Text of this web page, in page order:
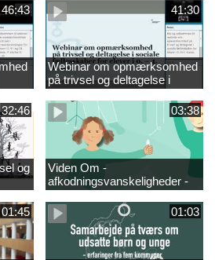
46:43
og
41:30
Webinar om opmærksomhed
på trivsel og deltagelse i
sociale fællesskaber for
elever i 0.-4. klasse
32:46
og
og
03:38
Viden Om -
afkodningsvanskeligheder -
præsentationsfilm
01:45
01:03